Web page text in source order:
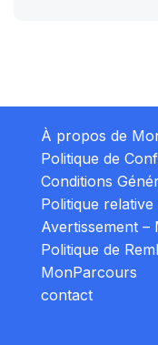
À propos de
Politique de
Conditions
Politique
Avertissement
Politique de
MonParcours
contact